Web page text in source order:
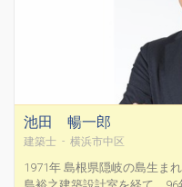
池田 暢一郎
建築士 - 横浜市中区
1971年 島根県隠岐の島生ま